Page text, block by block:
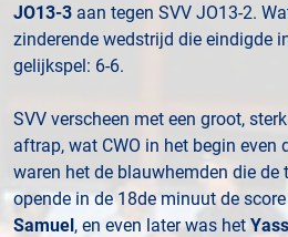
JO13-3 aan tegen SVV JO13-2.
zinderende wedstrijd die eindigde
gelijkspel: 6-6.
SVV verscheen met een groot,
aftrap, wat CWO in het begin even
waren het de blauwhemden die de
opende in de 18de minuut de
Samuel, en even later was het